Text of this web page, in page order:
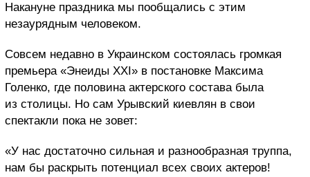
Накануне праздника мы пообщались с этим
незаурядным человеком.
Совсем недавно в Украинском состоялась громкая
премьера «Энеиды XXI» в постановке Максима
Голенко, где половина актерского состава была
из столицы. Но сам Урывский киевлян в свои
спектакли пока не зовет:
«У нас достаточно сильная и разнообразная труппа,
нам бы раскрыть потенциал всех своих актеров!